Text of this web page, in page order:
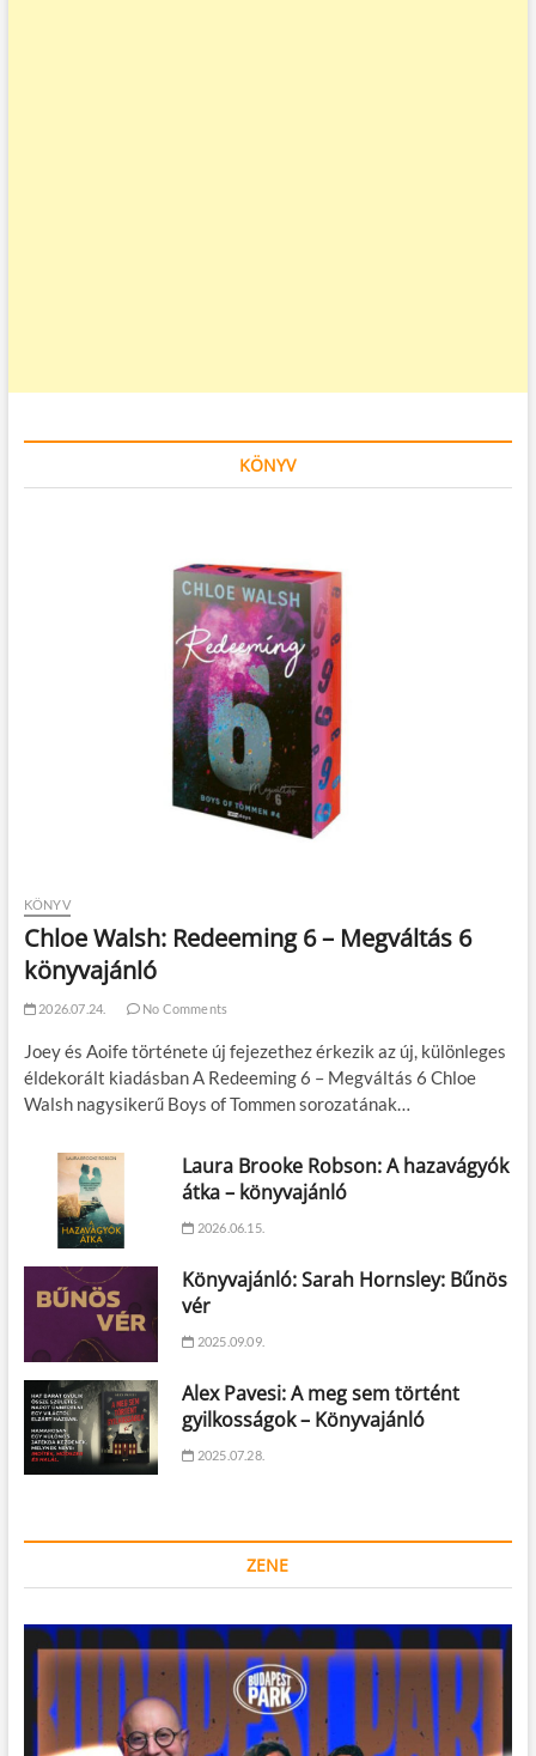
KÖNYV
KÖNYV
Chloe Walsh: Redeeming 6 – Megváltás 6
könyvajánló
2026.07.24. No Comments
Joey és Aoife története új fejezethez érkezik az új, különleges
éldekorált kiadásban A Redeeming 6 – Megváltás 6 Chloe
Walsh nagysikerű Boys of Tommen sorozatának…
Laura Brooke Robson: A hazavágyók
átka – könyvajánló
2026.06.15.
Könyvajánló: Sarah Hornsley: Bűnös
vér
2025.09.09.
Alex Pavesi: A meg sem történt
gyilkosságok – Könyvajánló
2025.07.28.
ZENE